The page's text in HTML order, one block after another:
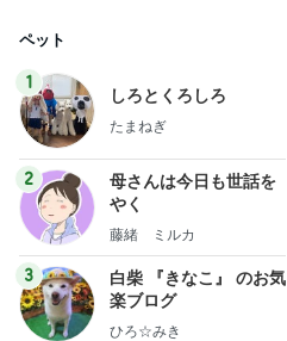
ペット
1
しろとくろしろ
たまねぎ
2
母さんは今日も世話を
やく
藤緒 ミルカ
3
白柴 『きなこ』 のお気
楽ブログ
ひろ☆みき